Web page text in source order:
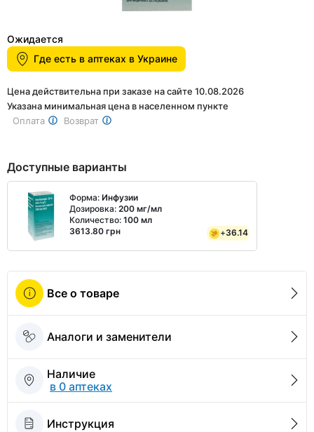
1
of
1
Ожидается
Где есть в аптеках в Украине
Цена действительна при заказе на сайте 10.08.2026
Указана минимальная цена в населенном пункте
Оплата
Возврат
Доступные варианты
Форма: Инфузии
Дозировка: 200 мг/мл
Количество: 100 мл
3613.80 грн
+36.14
Все о товаре
Аналоги и заменители
Наличие
в 0 аптеках
Инструкция